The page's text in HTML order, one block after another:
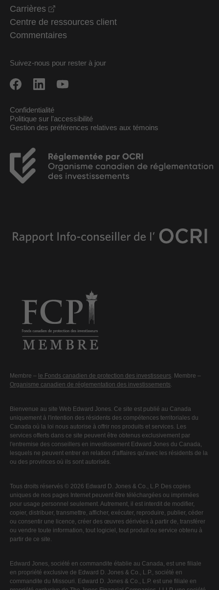
Carrières
Centre de ressources client
Commentaires
Suivez-nous pour rester à jour
Confidentialité
Politique sur l’accessibilité
Gestion des préférences relatives aux témoins
Membre – le Fonds canadien de protection des investisseurs. Membre –
Organisme canadien de réglementation des investissements.
Bienvenue au site Web Edward Jones. Ce site est publié au Canada
uniquement à l'intention des résidents des compétences territoriales du
Canada où la loi nous autorise à offrir nos produits et services. Les
services offerts dans ce site peuvent être obtenus exclusivement par
l'entremise des conseillers en investissement Edward Jones du Canada,
lesquels ne peuvent entrer en relation d'affaires qu'avec les résidents de la
ou des provinces où ils sont autorisés.
Tous droits réservés © 2026 Edward D. Jones & Co., L.P. Des copies
uniques de nos pages Internet peuvent être téléchargées ou imprimées
pour usage personnel seulement. Autrement, il est interdit de modifier,
copier, distribuer, transmettre, afficher, exécuter, reproduire, publier, céder
ou consentir une licence, créer des œuvres dérivées à partir de, transférer
ou vendre toute information, tout logiciel, tout produit ou service obtenu à
partir de ce site.
Edward Jones, société en commandite établie au Canada, est une filiale
en propriété exclusive de Edward D. Jones & Co., L.P., société en
commandite du Missouri. Edward D. Jones & Co., L.P. est une filiale en